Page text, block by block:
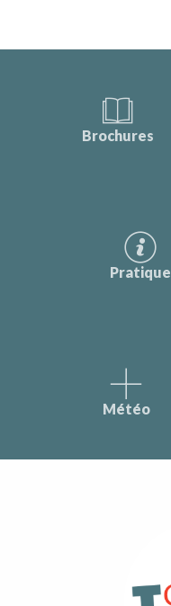
Brochures
Pratique
Météo